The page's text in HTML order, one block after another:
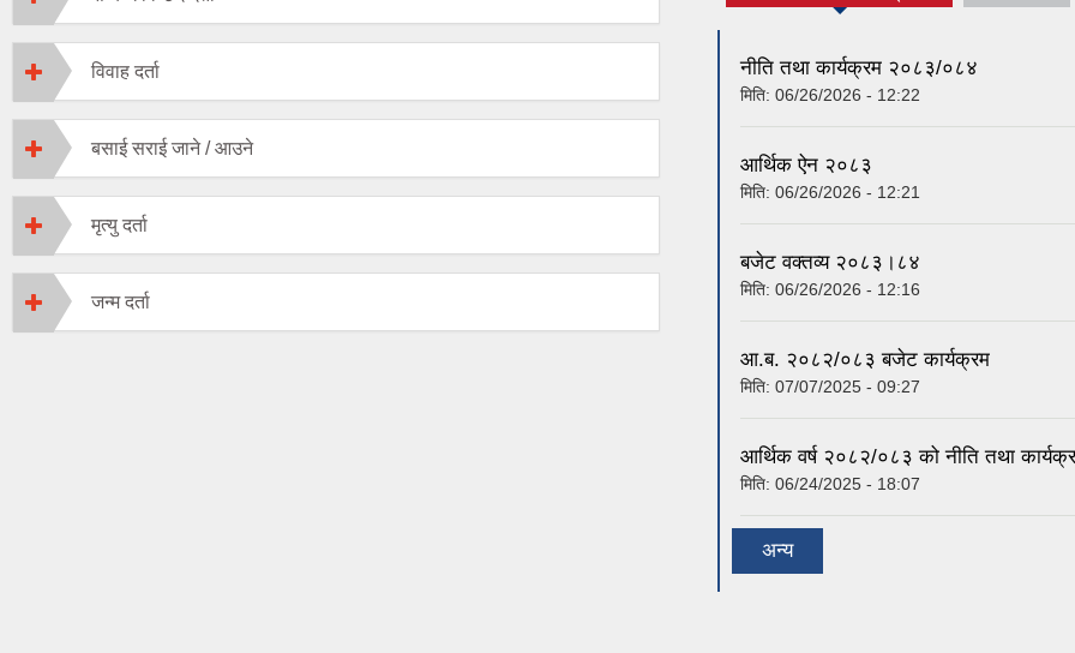
विवाह दर्ता
बसाई सराई जाने / आउने
मृत्यु दर्ता
जन्‍म दर्ता
नीति तथा कार्यक्रम २०८३/०८४
मिति: 06/26/2026 - 12:22
आर्थिक ऐन २०८३
मिति: 06/26/2026 - 12:21
बजेट वक्तव्य २०८३।८४
मिति: 06/26/2026 - 12:16
आ.ब. २०८२/०८३ बजेट कार्यक्रम
मिति: 07/07/2025 - 09:27
आर्थिक वर्ष २०८२/०८३ को नीति तथा
मिति: 06/24/2025 - 18:07
अन्य